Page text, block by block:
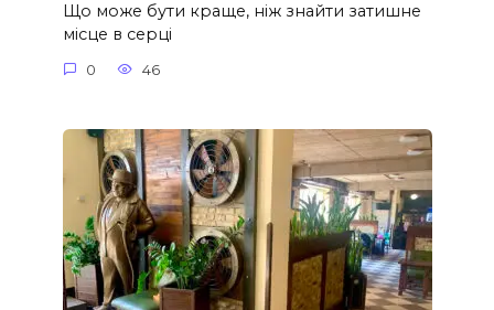
Що може бути краще, ніж знайти затишне
місце в серці
0 46